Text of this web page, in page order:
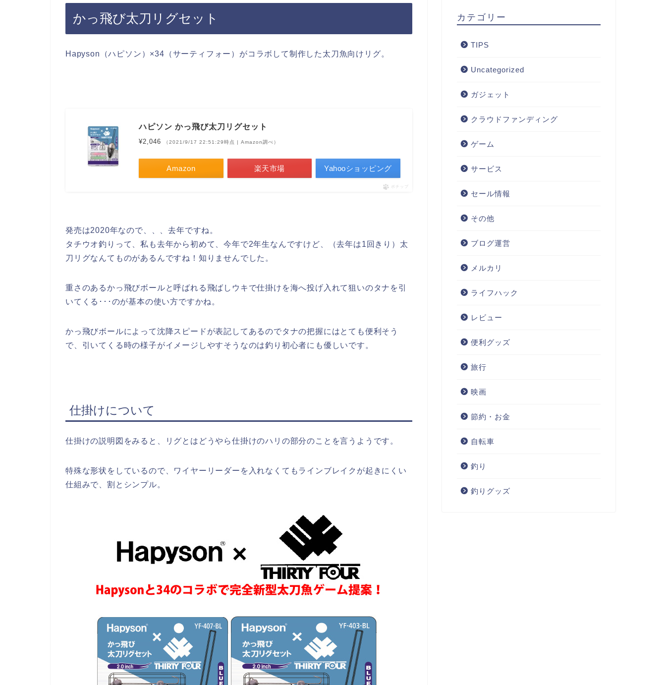
かっ飛び太刀リグセット
Hapyson（ハピソン）×34（サーティフォー）がコラボして制作した太刀魚向けリグ。
ハピソン かっ飛び太刀リグセット
¥2,046 （2021/9/17 22:51:29時点 | Amazon調べ）
Amazon 楽天市場 Yahooショッピング
ポチップ
発売は2020年なので、、、去年ですね。
タチウオ釣りって、私も去年から初めて、今年で2年生なんですけど、（去年は1回きり）太
刀リグなんてものがあるんですね！知りませんでした。
重さのあるかっ飛びボールと呼ばれる飛ばしウキで仕掛けを海へ投げ入れて狙いのタナを引
いてくる･･･のが基本の使い方ですかね。
かっ飛びボールによって沈降スピードが表記してあるのでタナの把握にはとても便利そう
で、引いてくる時の様子がイメージしやすそうなのは釣り初心者にも優しいです。
仕掛けについて
仕掛けの説明図をみると、リグとはどうやら仕掛けのハリの部分のことを言うようです。
特殊な形状をしているので、ワイヤーリーダーを入れなくてもラインブレイクが起きにくい
仕組みで、割とシンプル。
カテゴリー
TIPS
Uncategorized
ガジェット
クラウドファンディング
ゲーム
サービス
セール情報
その他
ブログ運営
メルカリ
ライフハック
レビュー
便利グッズ
旅行
映画
節約・お金
自転車
釣り
釣りグッズ